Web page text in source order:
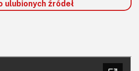
ulubionych źródeł